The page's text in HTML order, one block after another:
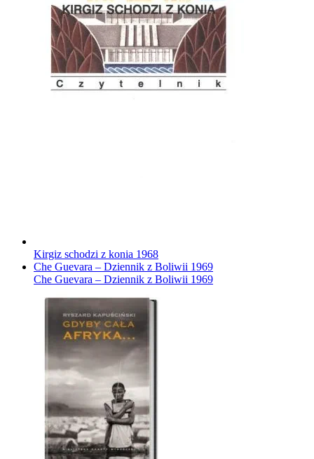
Kirgiz schodzi z konia 1968
Che Guevara – Dziennik z Boliwii 1969
Che Guevara – Dziennik z Boliwii 1969